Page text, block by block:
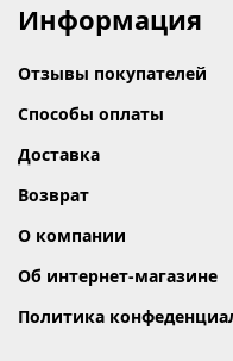
Информация
Отзывы покупателей
Способы оплаты
Доставка
Возврат
О компании
Об интернет-магазине
Политика